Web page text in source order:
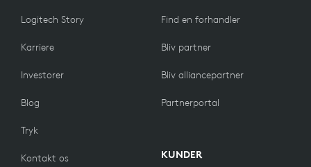
Logitech Story
Karriere
Investorer
Blog
Tryk
Kontakt os
Find en forhandler
Bliv partner
Bliv alliancepartner
Partnerportal
KUNDER